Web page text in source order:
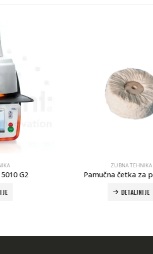
G2
ZUBNA TEHNIKA
Pamučna četka za
DETALJNIJE